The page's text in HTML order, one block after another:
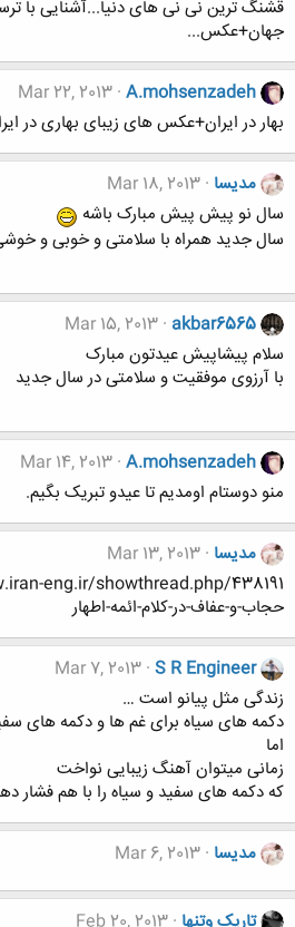
قشنگ ترین نی نی های دنیا...آشنایی با
جهان+عکس...
A.mohsenzadeh
Mar 22, 2013
بهار در ایران+عکس های زیبای بهاری در
مدیسا Mar 18, 2013
سال نو پیش پیش مبارک باشه
سال جدید همراه با سلامتی و خوبی و
akbar6565
Mar 15, 2013
سلام پیشاپیش عیدتون مبارک
با آرزوی موفقیت و سلامتی در سال جدید
A.mohsenzadeh
Mar 14, 2013
منو دوستام اومدیم تا عیدو تبریک بگیم.
مدیسا Mar 13, 2013
حجاب-و-عفاف-در-کلام-ائمه-اطهار
S R Engineer
Mar 7, 2013
زندگی مثل پیانو است …
دکمه های سیاه برای غم ها و دکمه های
اما
زمانی میتوان آهنگ زیبایی نواخت
که دکمه های سفید و سیاه را با هم فشار
مدیسا Mar 6, 2013